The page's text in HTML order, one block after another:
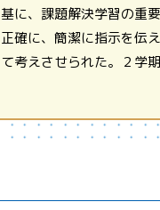
基に、課題解決学習の重
正確に、簡潔に指示を伝
て考えさせられた。２学